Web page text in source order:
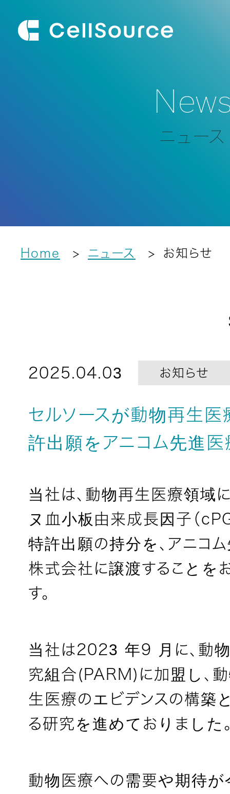
ニュース
Home ニュース お知らせ
2025.04.03 お知らせ
セルソースが動物再生
許出願をアニコム先進
当社は、動物再生医療領域
ヌ血小板由来成長因子（
特許出願の持分を、アニコ
株式会社に譲渡することを
す。
当社は2023 年9 月に、動
究組合(PARM)に加盟し、
生医療のエビデンスの構築
る研究を進めておりました
動物医療への需要や期待が